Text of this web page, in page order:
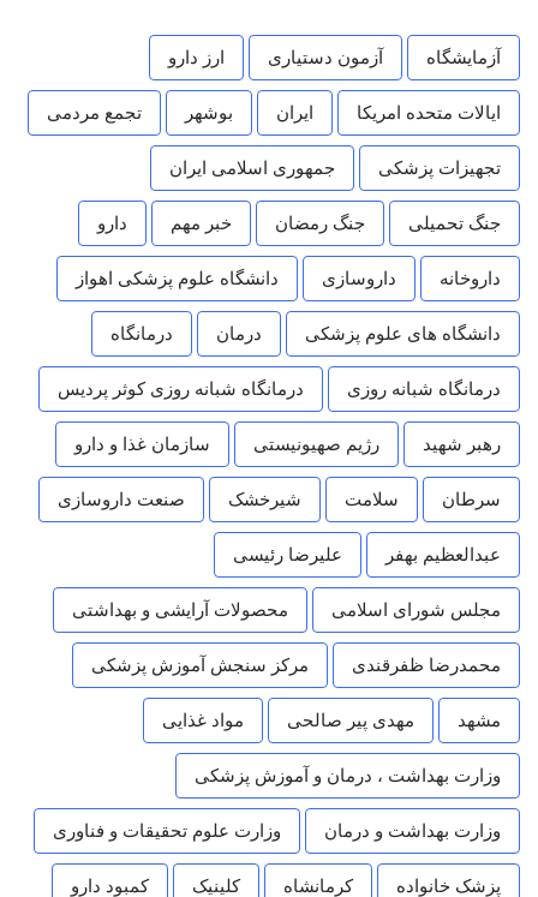
آزمایشگاه آزمون دستیاری ارز دارو
ایالات متحده امریکا ایران بوشهر تجمع مردمی
تجهیزات پزشکی جمهوری اسلامی ایران
جنگ تحمیلی جنگ رمضان خبر مهم دارو
داروخانه داروسازی دانشگاه علوم پزشکی اهواز
دانشگاه های علوم پزشکی درمان درمانگاه
درمانگاه شبانه روزی درمانگاه شبانه روزی کوثر پردیس
رهبر شهید رژیم صهیونیستی سازمان غذا و دارو
سرطان سلامت شیرخشک صنعت داروسازی
عبدالعظیم بهفر علیرضا رئیسی
مجلس شورای اسلامی محصولات آرایشی و بهداشتی
محمدرضا ظفرقندی مرکز سنجش آموزش پزشکی
مشهد مهدی پیر صالحی مواد غذایی
وزارت بهداشت ، درمان و آموزش پزشکی
وزارت بهداشت و درمان وزارت علوم تحقیقات و فناوری
پزشک خانواده کرمانشاه کلینیک کمبود دارو